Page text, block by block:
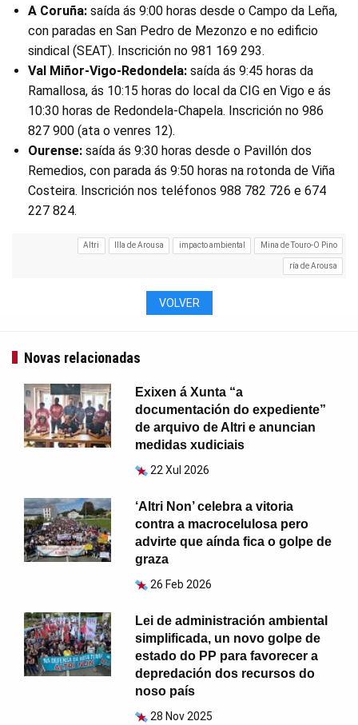
A Coruña: saída ás 9:00 horas desde o Campo da Leña,
con paradas en San Pedro de Mezonzo e no edificio
sindical (SEAT). Inscrición no 981 169 293.
Val Miñor-Vigo-Redondela: saída ás 9:45 horas da
Ramallosa, ás 10:15 horas do local da CIG en Vigo e ás
10:30 horas de Redondela-Chapela. Inscrición no 986
827 900 (ata o venres 12).
Ourense: saída ás 9:30 horas desde o Pavillón dos
Remedios, con parada ás 9:50 horas na rotonda de Viña
Costeira. Inscrición nos teléfonos 988 782 726 e 674
227 824.
Altri Illa de Arousa impacto ambiental Mina de Touro-O Pino
ría de Arousa
VOLVER
Novas relacionadas
Exixen á Xunta “a
documentación do expediente”
de arquivo de Altri e anuncian
medidas xudiciais
22 Xul 2026
‘Altri Non’ celebra a vitoria
contra a macrocelulosa pero
advirte que aínda fica o golpe de
graza
26 Feb 2026
Lei de administración ambiental
simplificada, un novo golpe de
estado do PP para favorecer a
depredación dos recursos do
noso país
28 Nov 2025